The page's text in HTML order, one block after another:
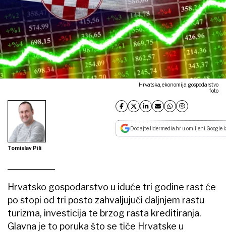
Hrvatska, ekonomija, gospodarstvo
foto
Tomislav Pili
Dodajte lidermedia.hr u omiljeni Google
Hrvatsko gospodarstvo u iduće tri godine rast će
po stopi od tri posto zahvaljujući daljnjem rastu
turizma, investicija te brzog rasta kreditiranja.
Glavna je to poruka što se tiče Hrvatske u